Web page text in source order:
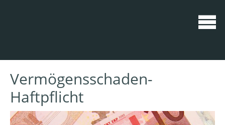
Vermögensschaden-
Haftpflicht